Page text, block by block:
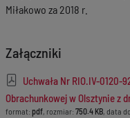
Miłakowo za 2018 r.
Załączniki
Uchwała Nr RIO.IV-0120-
Obrachunkowej w Olsztynie z
format: pdf, rozmiar: 750.4 KB, data